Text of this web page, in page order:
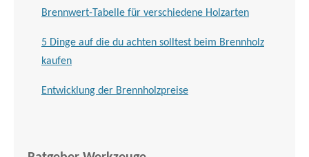
Brennwert-Tabelle für verschiedene Holzarten
5 Dinge auf die du achten solltest beim Brennholz
kaufen
Entwicklung der Brennholzpreise